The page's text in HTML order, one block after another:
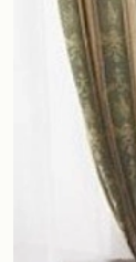
Подберите